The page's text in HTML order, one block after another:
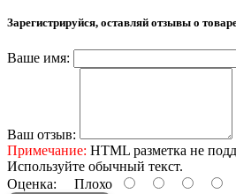
Зарегистрируйся, оставляй отзывы о
Ваше имя:
Ваш отзыв:
Примечание: HTML разметка не
Используйте обычный текст.
Оценка: Плохо